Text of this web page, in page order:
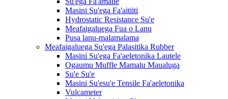
Masini Su'ega Fa'aitiiti
Hydrostatic Resistance Su'e
Meafaigaluega Fua o Lanu
Pusa lanu-malamalama
Meafaigaluega Su'ega Palasitika Rubber
Masini Su'ega Fa'aeletonika Lautele
Ogaumu Muffle Mamalu Maualuga
Su'e Su'e
Masini Su'esu'e Tensile Fa'aeletonika
Vulcameter